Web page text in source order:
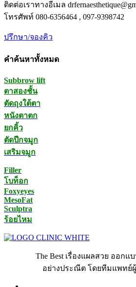
ติดต่อเราทางอีเมล
โทรศัพท์ 080-6356464 , 097-9398742
ปรึกษา/จองคิว
คำค้นหาทั้งหมด
Subbrow lift
ตาสองชั้น
ตัดถุงใต้ตา
หนังตาตก
ยกคิ้ว
ตัดปีกจมูก
เสริมจมูก
Filler
โบท็อก
Foxyeyes
MesoFat
Sculptra
ร้อยไหม
The Best เรื่องแผลสวย ออก
อย่างประณีต โดยทีมแพทย์